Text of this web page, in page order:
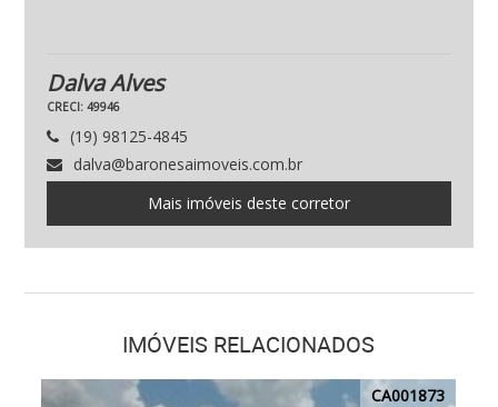
Dalva Alves
CRECI: 49946
(19) 98125-4845
dalva@baronesaimoveis.com.br
Mais imóveis deste corretor
IMÓVEIS RELACIONADOS
CA001873